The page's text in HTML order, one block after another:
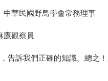
中華民國野鳥學會常務理事
鷹觀察員
告訴我們正確的知識。總之